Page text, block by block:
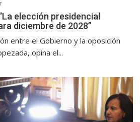
elección presidencial
diciembre de 2028”
entre el Gobierno y la oposición
opina el...